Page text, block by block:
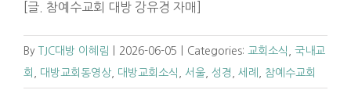
[글. 참예수교회 대방 강유경 자매]
By TJC대방 이혜림 2026-06-05 Categories: 교회소식
국내교
회
대방교회동영상 대방교회소식 서울 성경 세례 참예수교회